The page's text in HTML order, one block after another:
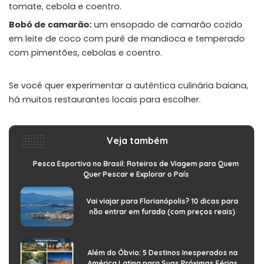
tomate, cebola e coentro.
Bobó de camarão: um ensopado de camarão cozido
em leite de coco com purê de mandioca e temperado
com pimentões, cebolas e coentro.
Se você quer experimentar a autêntica culinária baiana,
há muitos restaurantes locais para escolher.
Veja também
Pesca Esportiva no Brasil: Roteiros de Viagem para Quem
Quer Pescar e Explorar o País
Vai viajar para Florianópolis? 10 dicas para
não entrar em furada (com preços reais)
Além do Óbvio: 5 Destinos Inesperados na